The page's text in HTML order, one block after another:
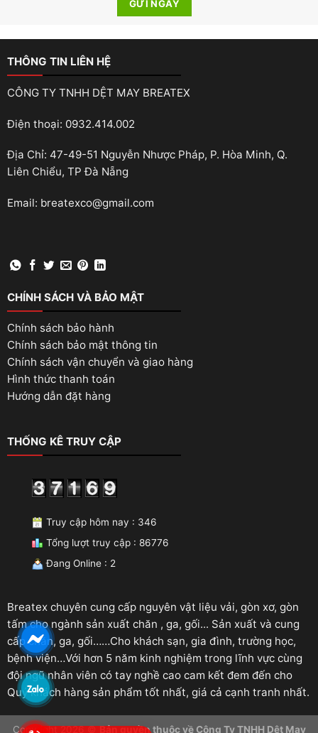
THÔNG TIN LIÊN HỆ
CÔNG TY TNHH DỆT MAY BREATEX
Điện thoại: 0932.414.002
Địa Chỉ: 47-49-51 Nguyễn Nhược Pháp, P. Hòa Minh, Q.
Liên Chiểu, TP Đà Nẵng
Email: breatexco@gmail.com
CHÍNH SÁCH VÀ BẢO MẬT
Chính sách bảo hành
Chính sách bảo mật thông tin
Chính sách vận chuyển và giao hàng
Hình thức thanh toán
Hướng dẫn đặt hàng
THỐNG KÊ TRUY CẬP
Truy cập hôm nay : 346
Tổng lượt truy cập : 86776
Đang Online : 2
Breatex chuyên cung cấp nguyên vật liệu vải, gòn xơ, gòn
tấm cho ngành sản xuất chăn , ga, gối... Sản xuất và cung
cấp chăn, ga, gối……Cho khách sạn, gia đình, trường học,
bệnh viện…Với hơn 5 năm kinh nghiệm trong lĩnh vực cùng
đội ngũ nhân viên có tay nghề cao cam kết đem đến cho
Quý khách hàng sản phẩm tốt nhất, giá cả cạnh tranh nhất.
Copyright 2026 ©Bản quyền thuộc về Công Ty TNHH Dệt May